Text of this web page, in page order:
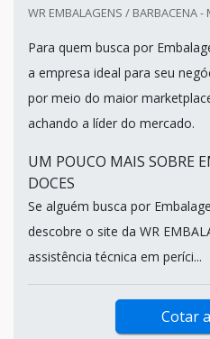
WR EMBALAGENS / BARBACENA -
Para quem busca por
a empresa ideal para seu
por meio do maior
achando a líder do mercado.
UM POUCO MAIS SOBRE
DOCES
Se alguém busca por
descobre o site da WR
assistência técnica em períci...
Cotar